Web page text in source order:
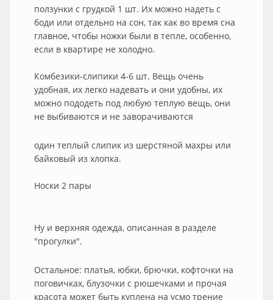
ползунки с грудкой 1 шт. Их можно надеть с
боди или отдельно на сон, так как во время сна
главное, чтобы ножки были в тепле, особенно,
если в квартире не холодно.
Комбезики-слипики 4-6 шт. Вещь очень
удобная, их легко надевать и они удобны, их
можно пододеть под любую теплую вещь, они
не выбиваются и не заворачиваются
один теплый слипик из шерстяной махры или
байковый из хлопка.
Носки 2 пары
Ну и верхняя одежда, описанная в разделе
"прогулки".
Остальное: платья, юбки, брючки, кофточки на
поговичках, блузочки с рюшечками и прочая
красота может быть куплена на усмо трение